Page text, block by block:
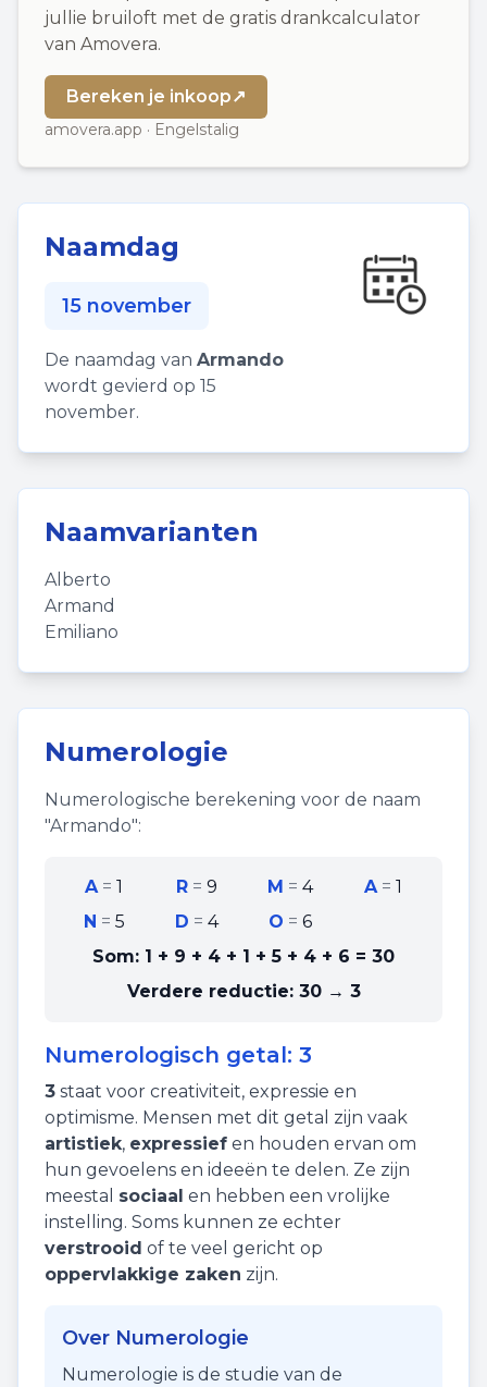
jullie bruiloft met de gratis drankcalculator
van Amovera.
Bereken je inkoop↗
amovera.app · Engelstalig
Naamdag
15 november
De naamdag van Armando
wordt gevierd op 15
november.
Naamvarianten
Alberto
Armand
Emiliano
Numerologie
Numerologische berekening voor de naam
"Armando":
A=1 R =9 M = 4 A= 1
N = 5 D =4 O = 6
Som: 1 + 9 + 4 + 1 + 5 + 4 + 6 = 30
Verdere reductie: 30 → 3
Numerologisch getal: 3
3 staat voor creativiteit, expressie en
optimisme. Mensen met dit getal zijn vaak
artistiek, expressief en houden ervan om
hun gevoelens en ideeën te delen. Ze zijn
meestal sociaal en hebben een vrolijke
instelling. Soms kunnen ze echter
verstrooid of te veel gericht op
oppervlakkige zaken zijn.
Over Numerologie
Numerologie is de studie van de